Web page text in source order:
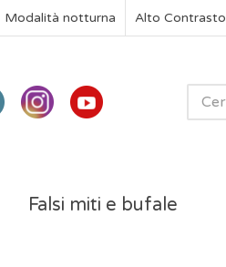
Modalità notturna Alto Contrasto
Falsi miti e bufale